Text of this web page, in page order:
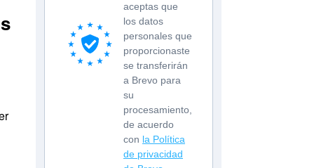
aceptas que
los datos
personales que
proporcionaste
se transferirán
a Brevo para
su
procesamiento,
de acuerdo
con la Política
de privacidad